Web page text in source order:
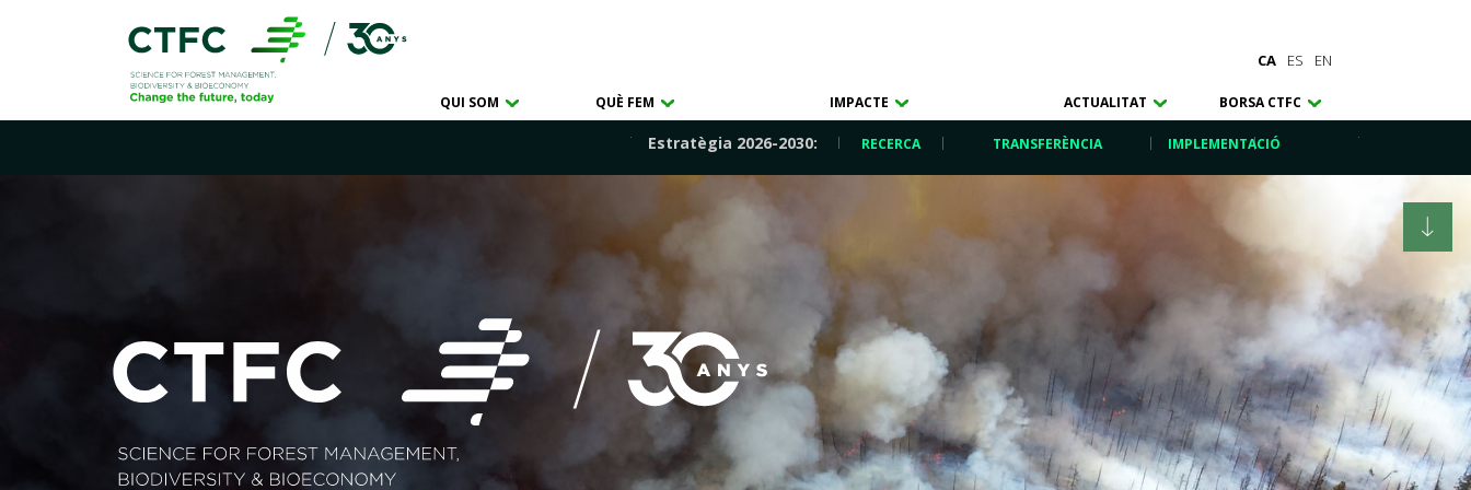
CA ES EN
QUI SOM QUÈ FEM IMPACTE ACTUALITAT BORSA CTFC
Estratègia 2026-2030: RECERCA TRANSFERÈNCIA IMPLEMENTACIÓ